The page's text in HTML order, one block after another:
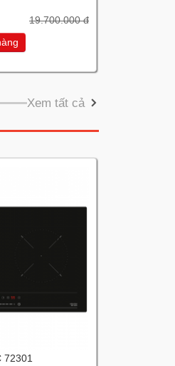
19.700.000 đ
Xem tất cả
72301